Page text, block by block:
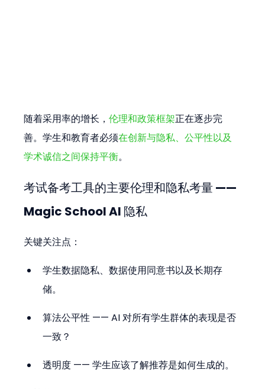
随着采用率的增长，伦理和政策框架正在逐步完
善。学生和教育者必须在创新与隐私、公平性以及
学术诚信之间保持平衡。
考试备考工具的主要伦理和隐私考量 ——
Magic School AI 隐私
关键关注点：
学生数据隐私、数据使用同意书以及长期存
储。
算法公平性 —— AI 对所有学生群体的表现是否
一致？
透明度 —— 学生应该了解推荐是如何生成的。